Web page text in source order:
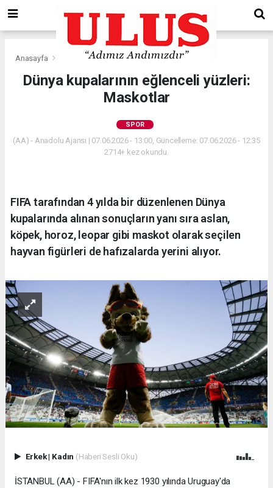
Anasayfa
Dünya kupalarının eğlenceli yüzleri:
Maskotlar
SPOR
(AA) - Anadolu Ajansı | 07.06.2026 - 13:00, Güncelleme: 07.06.2026 - 12:35
2714+ kez okundu.
FIFA tarafından 4 yılda bir düzenlenen Dünya
kupalarında alınan sonuçların yanı sıra aslan,
köpek, horoz, leopar gibi maskot olarak seçilen
hayvan figürleri de hafızalarda yerini alıyor.
Erkek| Kadın (Haberi Sesli Oku)
İSTANBUL (AA) - FIFA'nın ilk kez 1930 yılında Uruguay'da